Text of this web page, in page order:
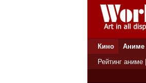
Кино Аниме
Рейтинг аниме